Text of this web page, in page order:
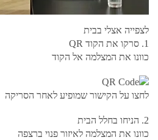
לצפייה אצלי בבית
1. סרקו את הקוד QR
כוונו את המצלמה אל הקוד
לחצו על הקישור שמופיע לאחר הסריקה
2. הניחו בחלל הבית
כוונו את המצלמה לאיזור פנוי ברצפה